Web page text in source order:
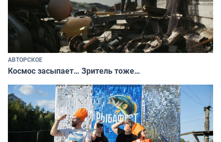
АВТОРСКОЕ
Космос засыпает… Зритель тоже…